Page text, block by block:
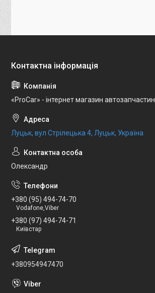
«ProCar» - інтернет магазин автозапчастин
Луцьк, вул Стрілецька 4, Луцьк, Україна
Олександр
+380 (95) 494-74-70
Vodafone,Viber
+380 (97) 494-74-71
Київстар
+380954947470